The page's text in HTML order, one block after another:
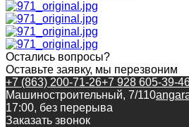
Остались вопросы?
Оставьте заявку, мы перезвоним
+7 (863) 200-71-26+7 928 605-39-
Машиностроительный, 7/110
17:00, без перерыва
Заказать звонок